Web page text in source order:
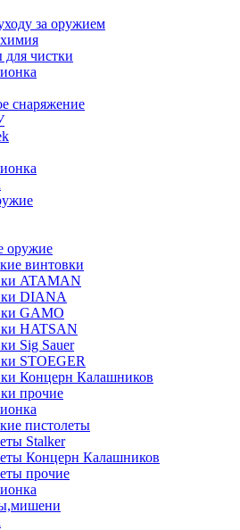
за оружием
чистки
снаряжение
оружие
винтовки
ATAMAN
DIANA
GAMO
HATSAN
Sig Sauer
STOEGER
Концерн Калашников
прочие
пистолеты
Stalker
Концерн Калашников
прочие